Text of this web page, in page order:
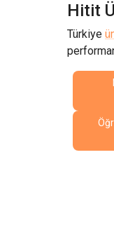
Hitit
Türkiye